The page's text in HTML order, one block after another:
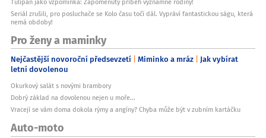
Seriál zrušili, pro posluchače se Kolo času točí dál. Vypráví fantastickou ságu, která
nemá obdoby!
Pro ženy a maminky
Nejčastější novoroční předsevzetí Miminko a mráz Jak vybírat
letní dovolenou
Okurkový salát s novými brambory
Dobrý základ na dovolenou nejen u moře...
Vracejí se vám doma dokola rýmy a angíny? Chyba může být v zubním kartáčku
Auto-moto